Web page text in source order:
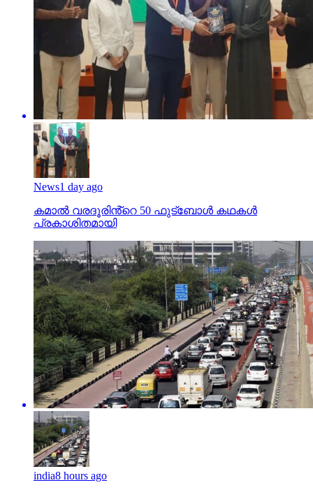
News1 day ago
കമാൽ വരദൂരിൻ്റെ 50 ഫുട്ബോൾ കഥകൾ
പ്രകാശിതമായി
india8 hours ago